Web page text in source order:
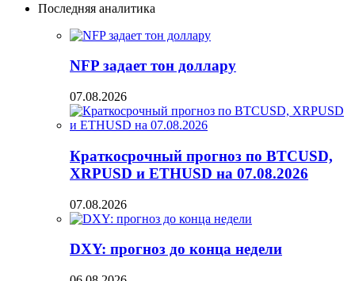
Последняя аналитика
NFP задает тон доллару
07.08.2026
Краткосрочный прогноз по BTCUSD,
XRPUSD и ETHUSD на 07.08.2026
07.08.2026
DXY: прогноз до конца недели